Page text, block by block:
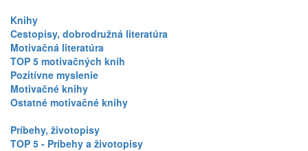
Knihy
Cestopisy, dobrodružná literatúra
Motivačná literatúra
TOP 5 motivačných kníh
Pozitívne myslenie
Motivačné knihy
Ostatné motivačné knihy
Príbehy, životopisy
TOP 5 - Príbehy a životopisy